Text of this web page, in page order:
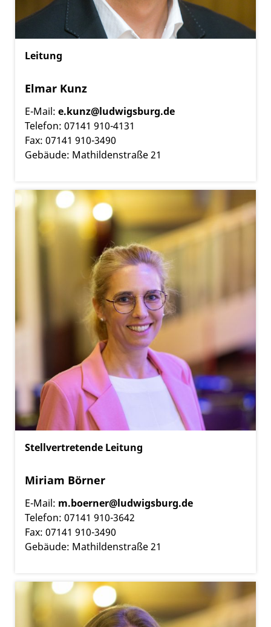
Leitung
Elmar Kunz
E-Mail: e.kunz@ludwigsburg.de
Telefon: 07141 910-4131
Fax: 07141 910-3490
Gebäude: Mathildenstraße 21
Stellvertretende Leitung
Miriam Börner
E-Mail: m.boerner@ludwigsburg.de
Telefon: 07141 910-3642
Fax: 07141 910-3490
Gebäude: Mathildenstraße 21